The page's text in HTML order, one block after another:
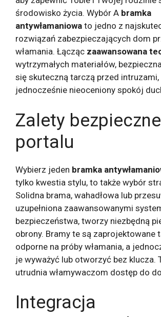
środowisko życia. Wybór A bramka
antywłamaniowa to jedno z
rozwiązań zabezpieczających dom
włamania. Łącząc zaawansowana
wytrzymałych materiałów,
się skuteczną tarczą przed
jednocześnie nieoceniony spokój
Zalety
portalu
Wybierz jeden bramka
tylko kwestia stylu, to także wybór
Solidna brama, wahadłowa lub
uzupełniona zaawansowanymi
bezpieczeństwa, tworzy niezbędną
obrony. Bramy te są zaprojektowane
odporne na próby włamania, a
je wyważyć lub otworzyć bez klucza.
utrudnia włamywaczom dostęp do
Integracja